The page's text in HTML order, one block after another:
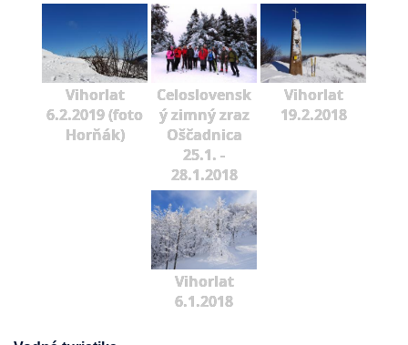
Vihorlat
6.2.2019 (foto
Horňák)
Celoslovensk
ý zimný zraz
Oščadnica
25.1. -
28.1.2018
Vihorlat
19.2.2018
Vihorlat
6.1.2018